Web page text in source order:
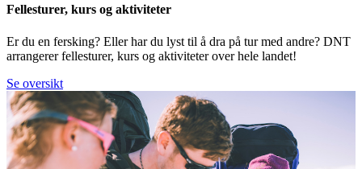
Fellesturer, kurs og aktiviteter
Er du en fersking? Eller har du lyst til å dra på tur med andre? DNT
arrangerer fellesturer, kurs og aktiviteter over hele landet!
Se oversikt